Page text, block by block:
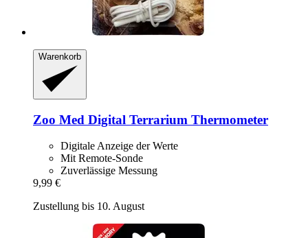
Warenkorb
Zoo Med Digital Terrarium Thermometer
Digitale Anzeige der Werte
Mit Remote-Sonde
Zuverlässige Messung
9,99 €
Zustellung bis 10. August